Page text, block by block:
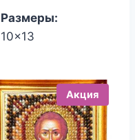
Размеры:
10x13
Акция